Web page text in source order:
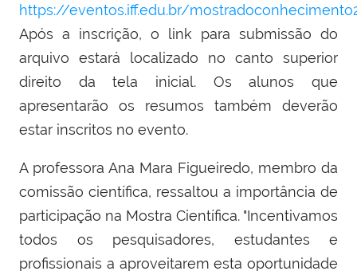
https://eventos.iff.edu.br/
Após a inscrição, o link para submissão do
arquivo estará localizado no canto superior
direito da tela inicial. Os alunos que
apresentarão os resumos também deverão
estar inscritos no evento.
A professora Ana Mara Figueiredo, membro da
comissão científica, ressaltou a importância de
participação na Mostra Científica. "Incentivamos
todos os pesquisadores, estudantes e
profissionais a aproveitarem esta oportunidade